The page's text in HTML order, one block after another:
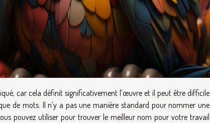
car cela définit significativement l’œuvre et il peut être difficile
de mots. Il n’y a pas une manière standard pour nommer une
pouvez utiliser pour trouver le meilleur nom pour votre travail